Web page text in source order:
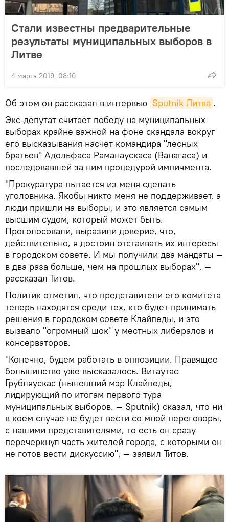
Стали известны предварительные
результаты муниципальных выборов в
Литве
4 марта 2019, 08:10
Об этом он рассказал в интервью Sputnik Литва .
Экс-депутат считает победу на муниципальных
выборах крайне важной на фоне скандала вокруг
его высказывания насчет командира "лесных
братьев" Адольфаса Раманаускаса (Ванагаса) и
последовавшей за ним процедурой импичмента.
"Прокуратура пытается из меня сделать
уголовника. Якобы никто меня не поддерживает, а
люди пришли на выборы, и это является самым
высшим судом, который может быть.
Проголосовали, выразили доверие, что,
действительно, я достоин отстаивать их интересы
в городском совете. И мы получили два мандаты —
в два раза больше, чем на прошлых выборах", —
рассказал Титов.
Политик отметил, что представители его комитета
теперь находятся среди тех, кто будет принимать
решения в городском совете Клайпеды, и это
вызвало "огромный шок" у местных либералов и
консерваторов.
"Конечно, будем работать в оппозиции. Правящее
большинство уже высказалось. Витаутас
Грубляускас (нынешний мэр Клайпеды,
лидирующий по итогам первого тура
муниципальных выборов. — Sputnik) сказал, что ни
в коем случае не будет вести со мной переговоры,
с нашими представителями, то есть он сразу
перечеркнул часть жителей города, с которыми он
не готов вести дискуссию", — заявил Титов.